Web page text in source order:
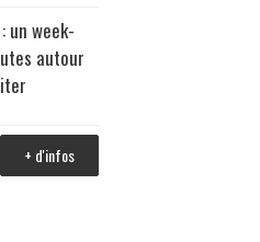
un week-
autour
+ d'infos